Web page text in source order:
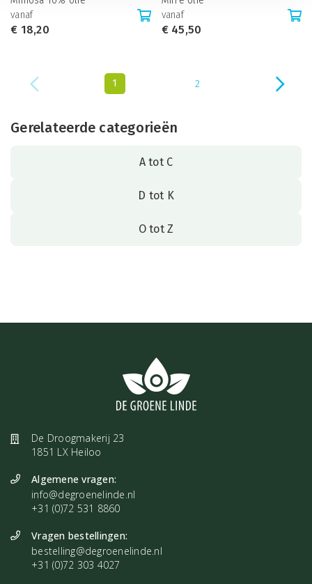
vanaf
€ 18,20
vanaf
€45,50
1 2
Gerelateerde categorieën
A tot C
D tot K
O tot Z
De Droogmakerij 23
1851 LX Heiloo
Algemene vragen:
info@degroenelinde.nl
+31 (0)72 531 8860
Vragen bestellingen:
bestelling@degroenelinde.nl
+31 (0)72 303 4027